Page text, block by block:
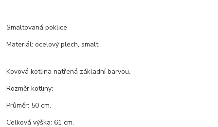
Smaltovaná poklice
Materiál: ocelový plech, smalt.
Kovová kotlina natřená základní barvou.
Rozměr kotliny:
Průměr: 50 cm.
Celková výška: 61 cm.